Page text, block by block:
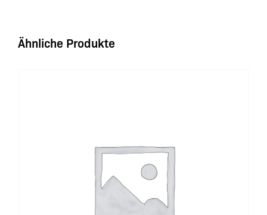
Ähnliche Produkte